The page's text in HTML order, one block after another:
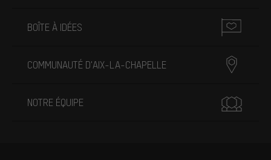
BOÎTE À IDÉES
COMMUNAUTÉ D'AIX-LA-CHAPELLE
NOTRE ÉQUIPE